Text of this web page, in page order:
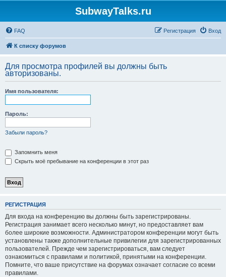
SubwayTalks.ru
FAQ Вход
Регистрация
К списку форумов
Для просмотра профилей вы должны быть
авторизованы.
Имя пользователя:
Пароль:
Забыли пароль?
Запомнить меня
Скрыть моё пребывание на конференции в этот раз
РЕГИСТРАЦИЯ
Для входа на конференцию вы должны быть зарегистрированы.
Регистрация занимает всего несколько минут, но предоставляет вам
более широкие возможности. Администратором конференции могут быть
установлены также дополнительные привилегии для зарегистрированных
пользователей. Прежде чем зарегистрироваться, вам следует
ознакомиться с правилами и политикой, принятыми на конференции.
Помните, что ваше присутствие на форумах означает согласие со всеми
правилами.